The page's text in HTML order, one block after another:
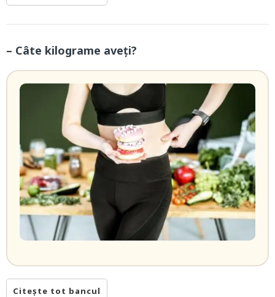
– Câte kilograme aveți?
Citește tot bancul